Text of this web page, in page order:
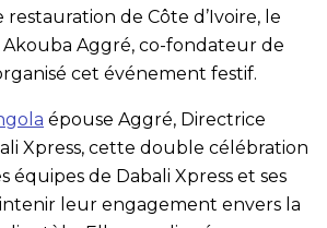
de Côte d’Ivoire, le
Aggré, co-fondateur de
cet événement festif.
épouse Aggré, Directrice
Xpress, cette double célébration
équipes de Dabali Xpress et ses
leur engagement envers la